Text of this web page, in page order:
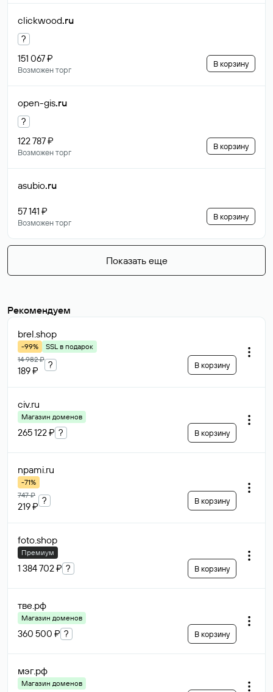
clickwood.ru
?
151 067 ₽
Возможен торг
В корзину
open-gis.ru
?
122 787 ₽
Возможен торг
В корзину
asubio.ru
57 141 ₽
Возможен торг
В корзину
Показать еще
Рекомендуем
brel.shop
-99%
SSL в подарок
14 982 ₽
189 ₽
? В корзину
civ.ru
Магазин доменов
265 122 ₽ ? В корзину
npami.ru
-71%
747 ₽
219 ₽
? В корзину
foto.shop
Премиум
1 384 702 ₽ ? В корзину
тве.рф
Магазин доменов
360 500 ₽ ? В корзину
мэг.рф
Магазин доменов